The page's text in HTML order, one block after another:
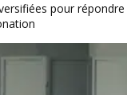
pour répondre